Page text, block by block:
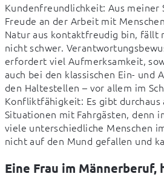
Kundenfreundlichkeit: Aus meiner
Freude an der Arbeit mit
Natur aus kontaktfreudig bin, fällt
nicht schwer.
erfordert viel Aufmerksamkeit,
auch bei den klassischen Ein- und
den Haltestellen – vor allem im
Konfliktfähigkeit: Es gibt durchaus
Situationen mit Fahrgästen, denn
viele unterschiedliche Menschen
nicht auf den Mund gefallen und
Eine Frau im Männerberuf,